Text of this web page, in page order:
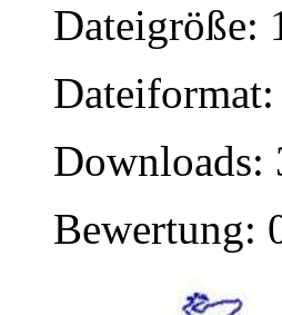
Dateigröße:
Downloads:
Bewertung: